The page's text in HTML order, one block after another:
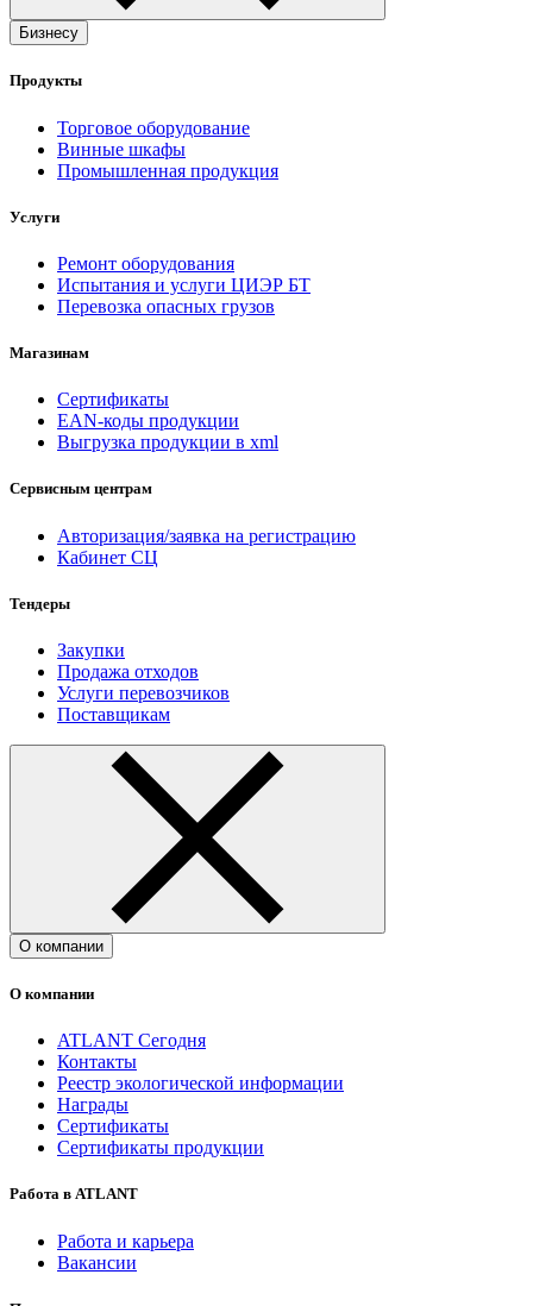
Бизнесу
Продукты
Торговое оборудование
Винные шкафы
Промышленная продукция
Услуги
Ремонт оборудования
Испытания и услуги ЦИЭР БТ
Перевозка опасных грузов
Магазинам
Сертификаты
EAN-коды продукции
Выгрузка продукции в xml
Сервисным центрам
Авторизация/заявка на регистрацию
Кабинет СЦ
Тендеры
Закупки
Продажа отходов
Услуги перевозчиков
Поставщикам
О компании
О компании
ATLANT Сегодня
Контакты
Реестр экологической информации
Награды
Сертификаты
Сертификаты продукции
Работа в ATLANT
Работа и карьера
Вакансии